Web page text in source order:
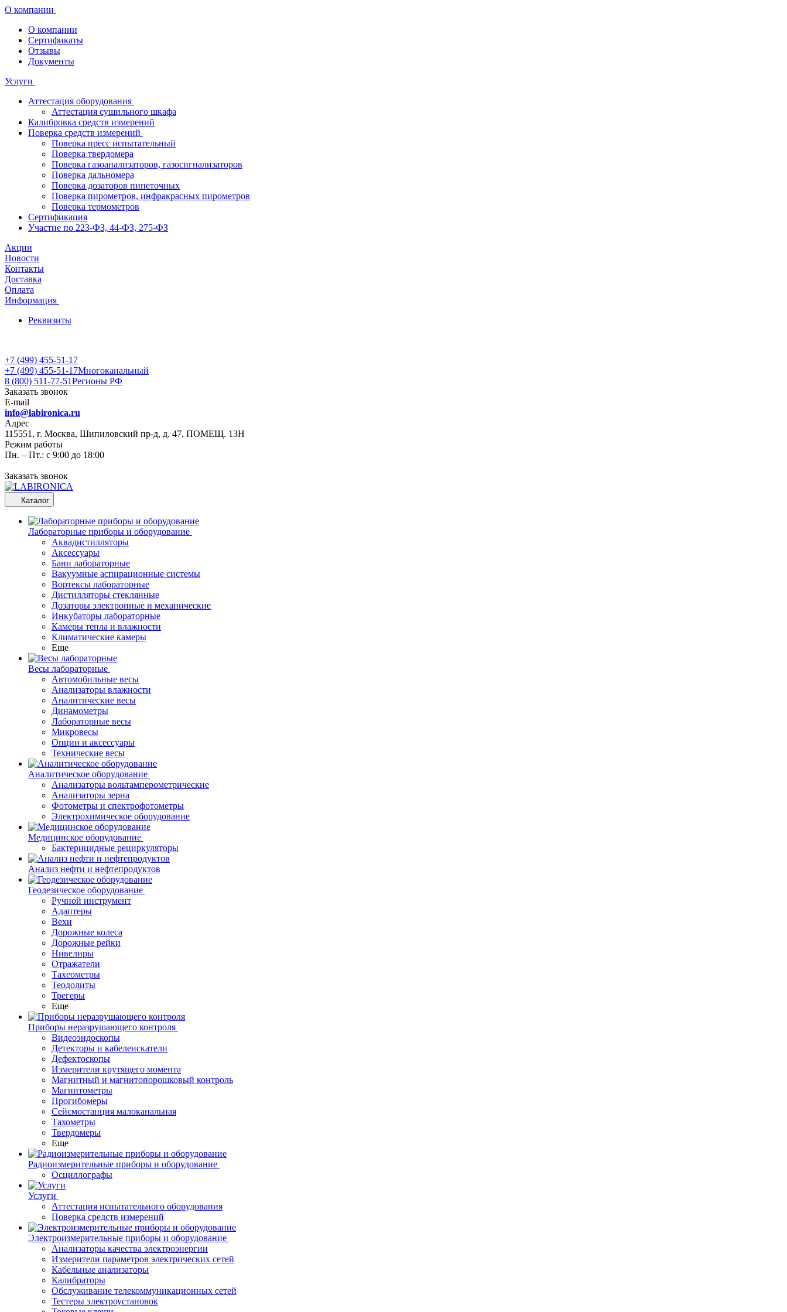
О компании
О компании
Сертификаты
Отзывы
Документы
Услуги
Аттестация оборудования
Аттестация сушильного шкафа
Калибровка средств измерений
Поверка средств измерений
Поверка пресс испытательный
Поверка твердомера
Поверка газоанализаторов, газосигнализаторов
Поверка дальномера
Поверка дозаторов пипеточных
Поверка пирометров, инфракрасных пирометров
Поверка термометров
Сертификация
Участие по 223-ФЗ, 44-ФЗ, 275-ФЗ
Акции
Новости
Контакты
Доставка
Оплата
Информация
Реквизиты
+7 (499) 455-51-17
+7 (499) 455-51-17Многоканальный
8 (800) 511-77-51Регионы РФ
Заказать звонок
E-mail
info@labironica.ru
Адрес
115551, г. Москва, Шипиловский пр-д, д. 47, ПОМЕЩ. 13Н
Режим работы
Пн. – Пт.: с 9:00 до 18:00
Заказать звонок
Каталог
Лабораторные приборы и оборудование
Аквадистилляторы
Аксессуары
Бани лабораторные
Вакуумные аспирационные системы
Вортексы лабораторные
Дистилляторы стеклянные
Дозаторы электронные и механические
Инкубаторы лабораторные
Камеры тепла и влажности
Климатические камеры
Еще
Весы лабораторные
Автомобильные весы
Анализаторы влажности
Аналитические весы
Динамометры
Лабораторные весы
Микровесы
Опции и аксессуары
Технические весы
Аналитическое оборудование
Анализаторы вольтамперометрические
Анализаторы зерна
Фотометры и спектрофотометры
Электрохимическое оборудование
Медицинское оборудование
Бактерицидные рециркуляторы
Анализ нефти и нефтепродуктов
Геодезическое оборудование
Ручной инструмент
Адаптеры
Вехи
Дорожные колеса
Дорожные рейки
Нивелиры
Отражатели
Тахеометры
Теодолиты
Трегеры
Еще
Приборы неразрушающего контроля
Видеоэндоскопы
Детекторы и кабелеискатели
Дефектоскопы
Измерители крутящего момента
Магнитный и магнитопорошковый контроль
Магнитометры
Прогибомеры
Сейсмостанция малоканальная
Тахометры
Твердомеры
Еще
Радиоизмерительные приборы и оборудование
Осциллографы
Услуги
Аттестация испытательного оборудования
Поверка средств измерений
Электроизмерительные приборы и оборудование
Анализаторы качества электроэнергии
Измерители параметров электрических сетей
Кабельные анализаторы
Калибраторы
Обслуживание телекоммуникационных сетей
Тестеры электроустановок